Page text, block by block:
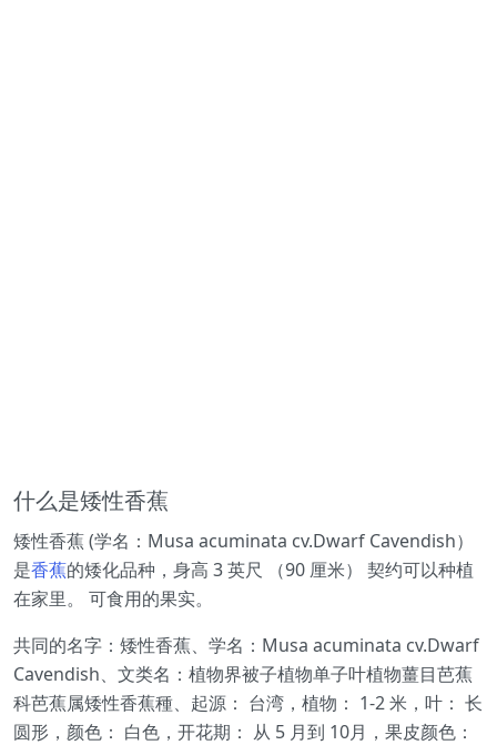
什么是矮性香蕉
矮性香蕉 (学名：Musa acuminata cv.Dwarf Cavendish）
是香蕉的矮化品种，身高 3 英尺 （90 厘米） 契约可以种植
在家里。 可食用的果实。
共同的名字：矮性香蕉、学名：Musa acuminata cv.Dwarf
Cavendish、文类名：植物界被子植物单子叶植物薑目芭蕉
科芭蕉属矮性香蕉種、起源： 台湾，植物： 1-2 米，叶： 长
圆形，颜色： 白色，开花期： 从 5 月到 10月，果皮颜色：